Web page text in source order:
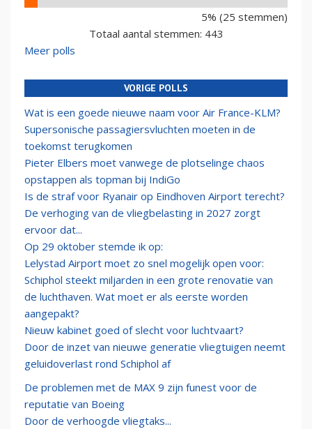
5% (25 stemmen)
Totaal aantal stemmen: 443
Meer polls
VORIGE POLLS
Wat is een goede nieuwe naam voor Air France-KLM?
Supersonische passagiersvluchten moeten in de
toekomst terugkomen
Pieter Elbers moet vanwege de plotselinge chaos
opstappen als topman bij IndiGo
Is de straf voor Ryanair op Eindhoven Airport terecht?
De verhoging van de vliegbelasting in 2027 zorgt
ervoor dat...
Op 29 oktober stemde ik op:
Lelystad Airport moet zo snel mogelijk open voor:
Schiphol steekt miljarden in een grote renovatie van
de luchthaven. Wat moet er als eerste worden
aangepakt?
Nieuw kabinet goed of slecht voor luchtvaart?
Door de inzet van nieuwe generatie vliegtuigen neemt
geluidoverlast rond Schiphol af
De problemen met de MAX 9 zijn funest voor de
reputatie van Boeing
Door de verhoogde vliegtaks...